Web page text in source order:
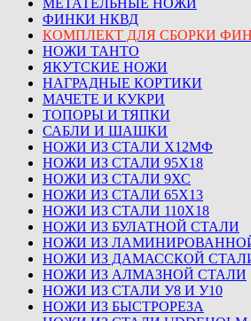
МЕТАТЕЛЬНЫЕ НОЖИ
ФИНКИ НКВД
КОМПЛЕКТ ДЛЯ СБОРКИ
НОЖИ ТАНТО
ЯКУТСКИЕ НОЖИ
НАГРАДНЫЕ КОРТИКИ
МАЧЕТЕ И КУКРИ
ТОПОРЫ И ТЯПКИ
САБЛИ И ШАШКИ
НОЖИ ИЗ СТАЛИ Х12МФ
НОЖИ ИЗ СТАЛИ 95Х18
НОЖИ ИЗ СТАЛИ 9ХС
НОЖИ ИЗ СТАЛИ 65Х13
НОЖИ ИЗ СТАЛИ 110Х18
НОЖИ ИЗ БУЛАТНОЙ СТАЛИ
НОЖИ ИЗ
НОЖИ ИЗ ДАМАССКОЙ
НОЖИ ИЗ АЛМАЗНОЙ СТАЛИ
НОЖИ ИЗ СТАЛИ У8 И У10
НОЖИ ИЗ БЫСТРОРЕЗА